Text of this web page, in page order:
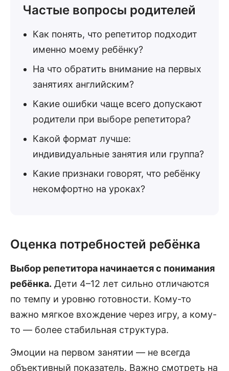
Частые вопросы родителей
Как понять, что репетитор подходит
именно моему ребёнку?
На что обратить внимание на первых
занятиях английским?
Какие ошибки чаще всего допускают
родители при выборе репетитора?
Какой формат лучше:
индивидуальные занятия или группа?
Какие признаки говорят, что ребёнку
некомфортно на уроках?
Оценка потребностей ребёнка
Выбор репетитора начинается с понимания
ребёнка. Дети 4–12 лет сильно отличаются
по темпу и уровню готовности. Кому-то
важно мягкое вхождение через игру, а кому-
то — более стабильная структура.
Эмоции на первом занятии — не всегда
объективный показатель. Важно смотреть на